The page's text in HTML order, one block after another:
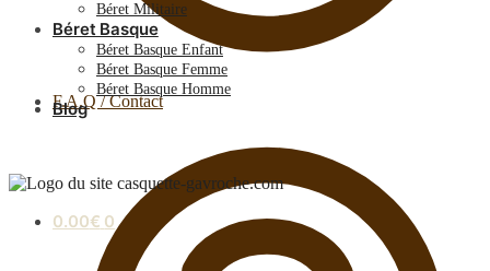
F.A.Q / Contact
Béret Militaire
Béret Basque
Béret Basque Enfant
Béret Basque Femme
Béret Basque Homme
Blog
0.00€ 0